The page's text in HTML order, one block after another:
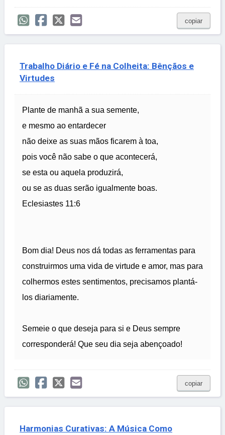
copiar
Trabalho Diário e Fé na Colheita: Bênçãos e
Virtudes
Plante de manhã a sua semente,
e mesmo ao entardecer
não deixe as suas mãos ficarem à toa,
pois você não sabe o que acontecerá,
se esta ou aquela produzirá,
ou se as duas serão igualmente boas.
Eclesiastes 11:6
Bom dia! Deus nos dá todas as ferramentas para
construirmos uma vida de virtude e amor, mas para
colhermos estes sentimentos, precisamos plantá-
los diariamente.
Semeie o que deseja para si e Deus sempre
corresponderá! Que seu dia seja abençoado!
copiar
Harmonias Curativas: A Música Como